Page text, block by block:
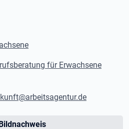
für Erwachsene